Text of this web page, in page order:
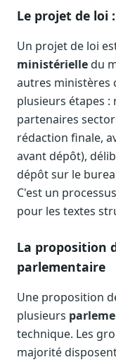
Hébergement
Presse
Kit média, contacts
Le projet de loi
Un projet de loi
ministérielledu
autres ministères
plusieurs étapes :
partenaires
rédaction finale,
avant dépôt),
dépôt sur le
C'est un
pour les textes
La proposition
parlementaire
Une proposition
plusieurs
technique. Les
majorité